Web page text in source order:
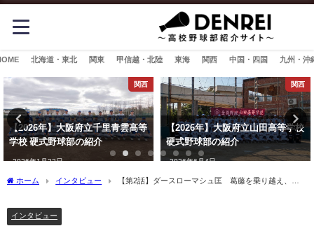
北海道・東北 関東 甲信越・北陸 東海 関西 中国・四国 九州・沖
関西
【2026年】大阪府立千里青雲高等
学校 硬式野球部の紹介
2026年1月22日
関西
【2026年】大阪府立山田高等学校
硬式野球部の紹介
2026年6月4日
ホーム インタビュー
【第2話】ダースローマシュ匡 葛藤を乗り越え、成
インタビュー